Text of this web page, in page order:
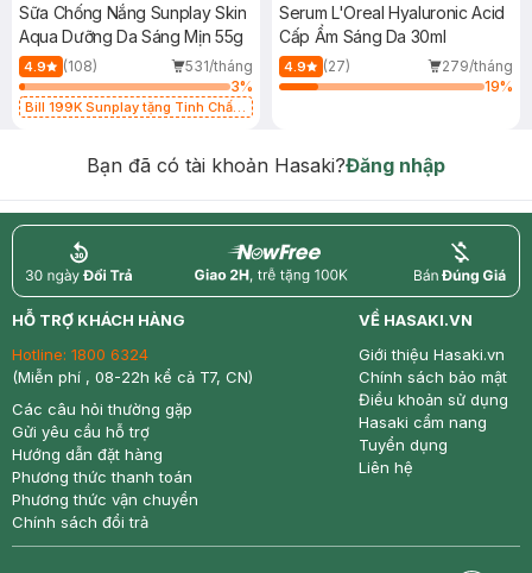
Sữa Chống Nắng Sunplay Skin
Aqua Dưỡng Da Sáng Mịn 55g
4.9 (108)
531/tháng
3%
Bill 199K Sunplay tặng Tinh Chất
Serum L'Oreal Hyaluronic Acid
Cấp Ẩm Sáng Da 30ml
4.9 (27)
279/tháng
19%
Bạn đã có tài khoản Hasaki?Đăng nhập
return nowfree price
HỖ TRỢ KHÁCH HÀNG
Hotline: 1800 6324
(Miễn phí , 08-22h kể cả T7, CN)
Các câu hỏi thường gặp
Gửi yêu cầu hỗ trợ
Hướng dẫn đặt hàng
Phương thức thanh toán
Phương thức vận chuyển
Chính sách đổi trả
VỀ HASAKI.VN
Giới thiệu Hasaki.vn
Chính sách bảo mật
Điều khoản sử dụng
Hasaki cẩm nang
Tuyển dụng
Liên hệ